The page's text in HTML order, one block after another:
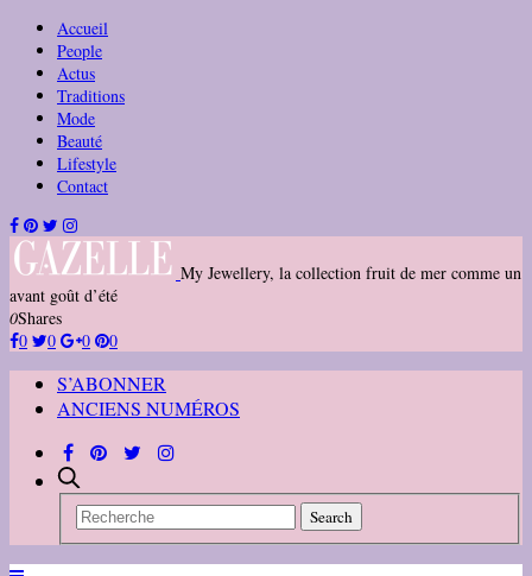
Accueil
People
Actus
Traditions
Mode
Beauté
Lifestyle
Contact
My Jewellery, la collection fruit de mer comme un
avant goût d’été
0Shares
0
0 0 0
S’ABONNER
ANCIENS NUMÉROS